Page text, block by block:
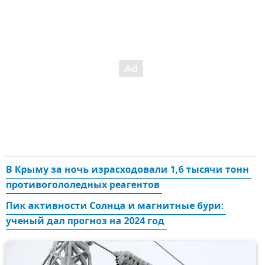
В Крыму за ночь израсходовали 1,6 тысячи тонн
противогололедных реагентов
Пик активности Солнца и магнитные бури:
ученый дал прогноз на 2024 год